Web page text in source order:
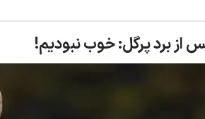
از برد پرگل: خوب نبودیم!